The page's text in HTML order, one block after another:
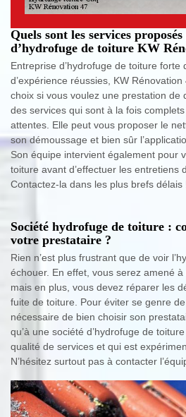
Quels sont les services
d’hydrofuge de toiture KW
Entreprise d’hydrofuge de toiture forte
d’expérience réussies, KW
choix si vous voulez une prestation de
des services qui sont à la fois
attentes. Elle peut vous proposer le
son démoussage et bien sûr
Son équipe intervient également pour
toiture avant d’effectuer les entretiens
Contactez-la dans les plus brefs délais
Société hydrofuge de toiture :
votre prestataire ?
Rien n’est plus frustrant que de voir
échouer. En effet, vous serez amené à
mais en plus, vous devez réparer les
fuite de toiture. Pour éviter se genre
nécessaire de bien choisir son
qu’à une société d’hydrofuge de
qualité de services et qui est
N’hésitez surtout pas à contacter